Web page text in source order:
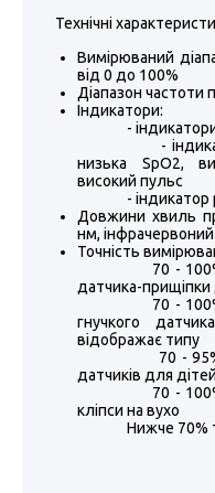
Технічні
Вимірюваний
від 0 до 100%
Діапазон частоти
Індикатори:
- індикатори 3-
- індикатор
низька SpO2,
високий пульс
- індикатор
Довжини хвиль
нм,
Точність
70 - 100% ± 2
датчика-
70 - 100% ± 3
гнучкого
відображає типу
70 - 95% ± 3
датчиків для
70 - 100% ± 4
кліпси на вухо
Нижче 70%